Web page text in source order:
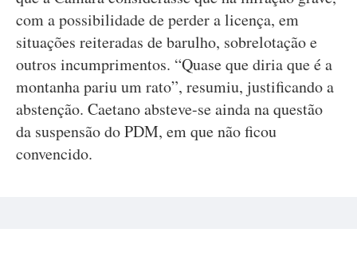
com a possibilidade de perder a licença, em
situações reiteradas de barulho, sobrelotação e
outros incumprimentos. “Quase que diria que é a
montanha pariu um rato”, resumiu, justificando a
abstenção. Caetano absteve-se ainda na questão
da suspensão do PDM, em que não ficou
convencido.